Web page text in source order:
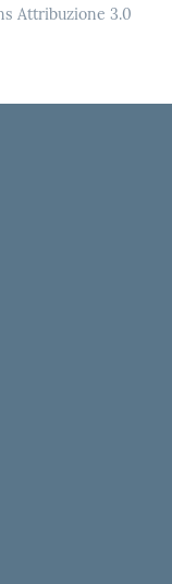
Attribuzione 3.0